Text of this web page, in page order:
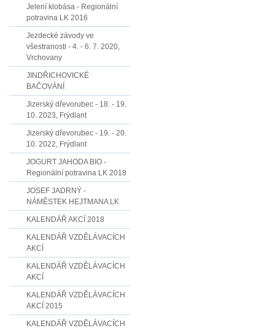
Jelení klobása - Regionální
potravina LK 2016
Jezdecké závody ve
všestranosti - 4. - 6. 7. 2020,
Vrchovany
JINDŘICHOVICKÉ
BAČOVÁNÍ
Jizerský dřevorubec - 18. - 19.
10. 2023, Frýdlant
Jizerský dřevorubec - 19. - 20.
10. 2022, Frýdlant
JOGURT JAHODA BIO -
Regionální potravina LK 2018
JOSEF JADRNÝ -
NÁMĚSTEK HEJTMANA LK
KALENDÁŘ AKCÍ 2018
KALENDÁŘ VZDĚLÁVACÍCH
AKCÍ
KALENDÁŘ VZDĚLÁVACÍCH
AKCÍ
KALENDÁŘ VZDĚLÁVACÍCH
AKCÍ 2015
KALENDÁŘ VZDĚLÁVACÍCH